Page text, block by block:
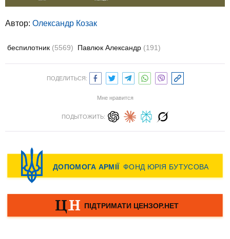
Автор: Олександр Козак
беспилотник (5569) Павлюк Александр (191)
ПОДЕЛИТЬСЯ:
Мне нравится
ПОДЫТОЖИТЬ: